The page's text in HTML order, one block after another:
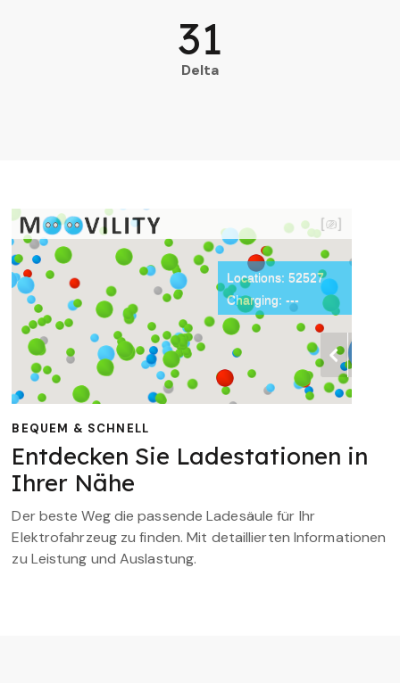
Delta
31
BEQUEM & SCHNELL
Entdecken Sie Ladestationen in
Ihrer Nähe
Der beste Weg die passende Ladesäule für Ihr
Elektrofahrzeug zu finden. Mit detaillierten Informationen
zu Leistung und Auslastung.